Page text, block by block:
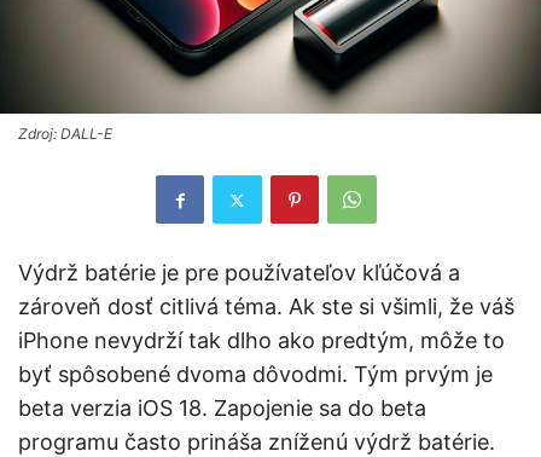
Zdroj: DALL-E
Výdrž batérie je pre používateľov kľúčová a
zároveň dosť citlivá téma. Ak ste si všimli, že váš
iPhone nevydrží tak dlho ako predtým, môže to
byť spôsobené dvoma dôvodmi. Tým prvým je
beta verzia iOS 18. Zapojenie sa do beta
programu často prináša zníženú výdrž batérie.